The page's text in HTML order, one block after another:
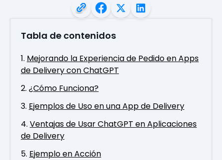
Tabla de contenidos
Mejorando la Experiencia de Pedido en Apps
de Delivery con ChatGPT
¿Cómo Funciona?
Ejemplos de Uso en una App de Delivery
Ventajas de Usar ChatGPT en Aplicaciones
de Delivery
Ejemplo en Acción